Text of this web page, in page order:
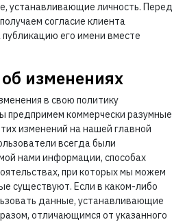
устанавливающие личность. Перед
согласие клиента
публикацию его имени вместе
изменениях
в свою политику
предпримем коммерчески разумные
изменений на нашей главной
всегда были
нами информации, способах
при которых мы можем
существуют. Если в каком-либо
данные, устанавливающие
отличающимся от указанного